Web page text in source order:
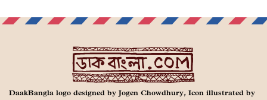
DaakBangla logo designed by Jogen Chowdhury, Icon illustrated by